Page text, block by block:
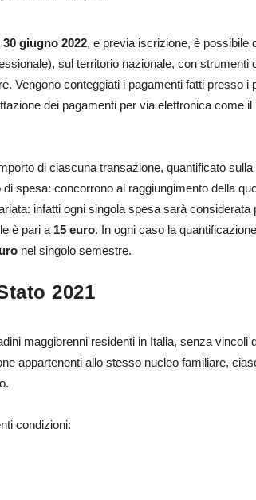
giugno 2022, e previa iscrizione, è possibile
sul territorio nazionale, con strumenti
Vengono conteggiati i pagamenti fatti presso i
dei pagamenti per via elettronica come
di ciascuna transazione, quantificato
spesa: concorrono al raggiungimento della
infatti ogni singola spesa sarà considerata
è pari a 15 euro. In ogni caso la
nel singolo semestre.
2021
maggiorenni residenti in Italia, senza vincoli
appartenenti allo stesso nucleo familiare,
condizioni: